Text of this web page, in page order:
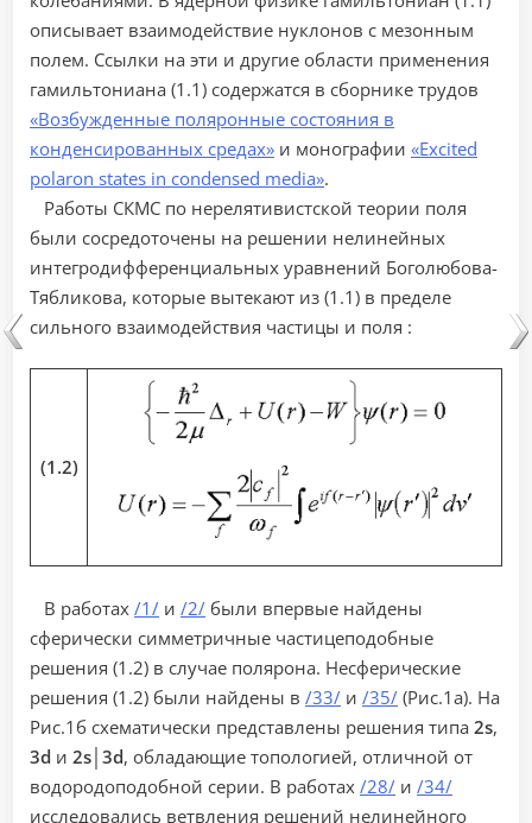
описывает взаимодействие нуклонов с мезонным
полем. Ссылки на эти и другие области применения
гамильтониана (1.1) содержатся в сборнике трудов
«Возбужденные поляронные состояния в
конденсированных средах» и монографии «Excited
polaron states in condensed media».
Работы СКМС по нерелятивистской теории поля
были сосредоточены на решении нелинейных
интегродифференциальных уравнений Боголюбова-
Тябликова, которые вытекают из (1.1) в пределе
сильного взаимодействия частицы и поля :
(1.2)
В работах /1/ и /2/ были впервые найдены
сферически симметричные частицеподобные
решения (1.2) в случае полярона. Несферические
решения (1.2) были найдены в /33/ и /35/ (Рис.1а). На
Рис.1б схематически представлены решения типа 2s,
3d и 2s│3d, обладающие топологией, отличной от
водородоподобной серии. В работах /28/ и /34/
исследовались ветвления решений нелинейного